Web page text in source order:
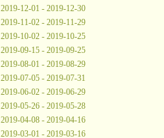
2019-12-01 - 2019-12-30
2019-11-02 - 2019-11-29
2019-10-02 - 2019-10-25
2019-09-15 - 2019-09-25
2019-08-01 - 2019-08-29
2019-07-05 - 2019-07-31
2019-06-02 - 2019-06-29
2019-05-26 - 2019-05-28
2019-04-08 - 2019-04-16
2019-03-01 - 2019-03-16